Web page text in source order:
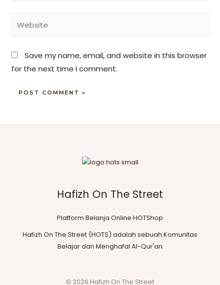
Save my name, email, and website in this browser
for the next time I comment.
Hafizh On The Street
Platform Belanja Online HOTShop
Hafizh On The Street (HOTS) adalah sebuah Komunitas
Belajar dan Menghafal Al-Qur'an
© 2026 Hafizh On The Street